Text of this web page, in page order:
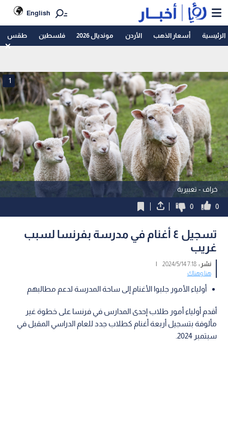
English
الرئيسية أسعار الذهب الأردن مونديال 2026 فلسطين طقس
خراف - تعبيرية
1
0
0
تسجيل ٤ أغنام في مدرسة بفرنسا لسبب
غريب
نشر :7:18 2024/5/14
|
هنا وهناك
أولياء الأمور جلبوا الأغنام إلى ساحة المدرسة لدعم مطالبهم
أقدم أولياء أمور طلاب إحدى المدارس في فرنسا على خطوة غير
مألوفة بتسجيل أربعة أغنام كطلاب جدد للعام الدراسي المقبل في
سبتمبر 2024.